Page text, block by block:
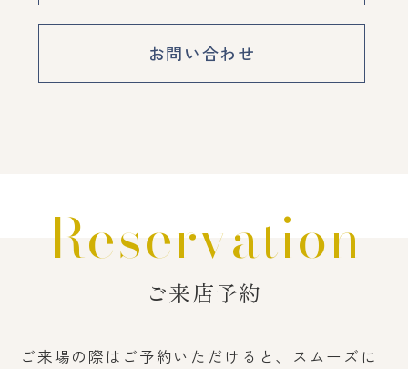
お問い合わせ
Reservation
ご来店予約
ご来場の際はご予約いただけると、スムーズに